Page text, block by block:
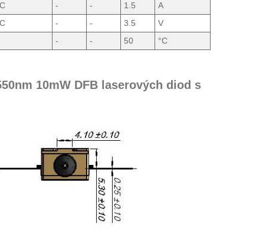
- - 1.5
A
- - 3.5
V
- - 50 °C
10mW DFB laserových diod s